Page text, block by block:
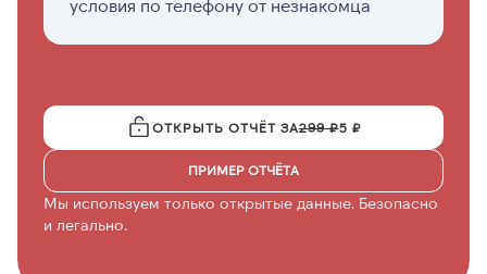
условия по телефону от незнакомца
ОТКРЫТЬ ОТЧЁТ ЗА299 ₽5 ₽
ПРИМЕР ОТЧЁТА
Мы используем только открытые данные. Безопасно
и легально.